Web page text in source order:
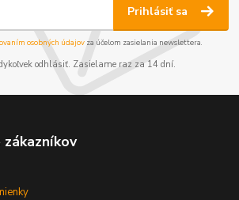
Prihlásiť sa
osobných údajov za účelom zasielania newslettera.
odhlásiť. Zasielame raz za 14 dní.